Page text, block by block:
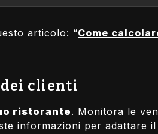
articolo: “Come
dei clienti
ristorante. Monitora le
informazioni per adattare